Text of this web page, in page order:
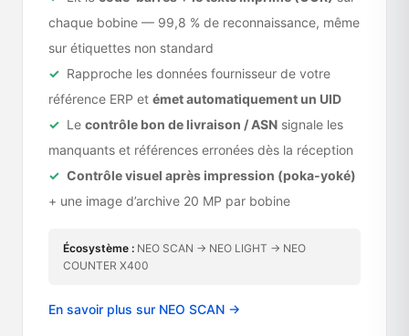
chaque bobine — 99,8 % de reconnaissance, même
sur étiquettes non standard
Rapproche les données fournisseur de votre
référence ERP et émet automatiquement un UID
Le contrôle bon de livraison / ASN signale les
manquants et références erronées dès la réception
Contrôle visuel après impression (poka-yoké)
+ une image d’archive 20 MP par bobine
Écosystème : NEO SCAN → NEO LIGHT → NEO
COUNTER X400
En savoir plus sur NEO SCAN →